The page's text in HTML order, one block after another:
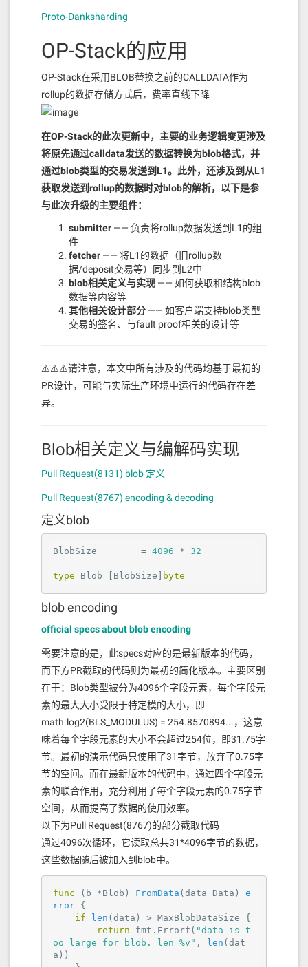
Proto-Danksharding
OP-Stack的应用
OP-Stack在采用BLOB替换之前的CALLDATA作为
rollup的数据存储方式后，费率直线下降
在OP-Stack的此次更新中，主要的业务逻辑变更涉及
将原先通过calldata发送的数据转换为blob格式，并
通过blob类型的交易发送到L1。此外，还涉及到从L1
获取发送到rollup的数据时对blob的解析，以下是参
与此次升级的主要组件：
submitter —— 负责将rollup数据发送到L1的组
件
fetcher —— 将L1的数据（旧rollup数
据/deposit交易等）同步到L2中
blob相关定义与实现 —— 如何获取和结构blob
数据等内容等
其他相关设计部分 —— 如客户端支持blob类型
交易的签名、与fault proof相关的设计等
⚠️⚠️⚠️请注意，本文中所有涉及的代码均基于最初的
PR设计，可能与实际生产环境中运行的代码存在差
异。
Blob相关定义与编解码实现
Pull Request(8131) blob 定义
Pull Request(8767) encoding & decoding
定义blob
BlobSize        = 4096 * 32
type Blob [BlobSize] byte
blob encoding
official specs about blob encoding
需要注意的是，此specs对应的是最新版本的代码，
而下方PR截取的代码则为最初的简化版本。主要区别
在于：Blob类型被分为4096个字段元素，每个字段元
素的最大大小受限于特定模的大小，即
math.log2(BLS_MODULUS) = 254.8570894...，这意
味着每个字段元素的大小不会超过254位，即31.75字
节。最初的演示代码只使用了31字节，放弃了0.75字
节的空间。而在最新版本的代码中，通过四个字段元
素的联合作用，充分利用了每个字段元素的0.75字节
空间，从而提高了数据的使用效率。
以下为Pull Request(8767)的部分截取代码
通过4096次循环，它读取总共31*4096字节的数据，
这些数据随后被加入到blob中。
func (b *Blob) FromData (data Data)
e
rror {
if
len (data) > MaxBlobDataSize {
return fmt.Errorf( "data is t
oo large for blob. len=%v" , len (dat
a))